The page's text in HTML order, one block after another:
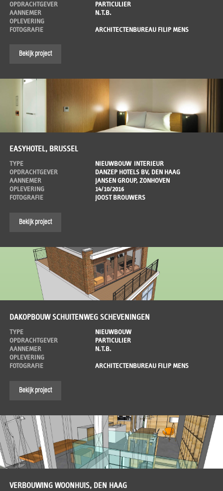
OPDRACHTGEVER
PARTICULIER
AANNEMER
N.T.B.
OPLEVERING
FOTOGRAFIE
ARCHITECTENBUREAU FILIP MENS
Bekijk project
EASYHOTEL, BRUSSEL
TYPE NIEUWBOUW
INTERIEUR
OPDRACHTGEVER
DANZEP HOTELS BV, DEN HAAG
AANNEMER
JANSEN GROUP, ZONHOVEN
OPLEVERING
14/10/2016
FOTOGRAFIE
JOOST BROUWERS
Bekijk project
DAKOPBOUW SCHUITENWEG SCHEVENINGEN
TYPE
NIEUWBOUW
OPDRACHTGEVER
PARTICULIER
AANNEMER
N.T.B.
OPLEVERING
FOTOGRAFIE
ARCHITECTENBUREAU FILIP MENS
Bekijk project
VERBOUWING WOONHUIS, DEN HAAG